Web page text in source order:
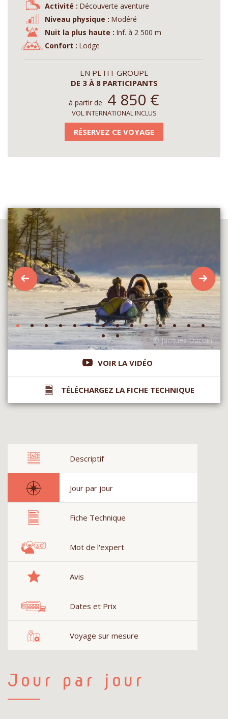
Activité : Découverte aventure
Niveau physique : Modéré
Nuit la plus haute : Inf. à 2 500 m
Confort : Lodge
EN PETIT GROUPE
DE 3 À 8 PARTICIPANTS
à partir de 4 850 €
VOL INTERNATIONAL INCLUS
RÉSERVEZ CE VOYAGE
VOIR LA VIDÉO
TÉLÉCHARGEZ LA FICHE TECHNIQUE
Descriptif
Jour par jour
Fiche Technique
Mot de l'expert
Avis
Dates et Prix
Voyage sur mesure
Jour par jour